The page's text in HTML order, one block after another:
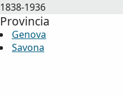
1838-1936
Provincia
Genova
Savona